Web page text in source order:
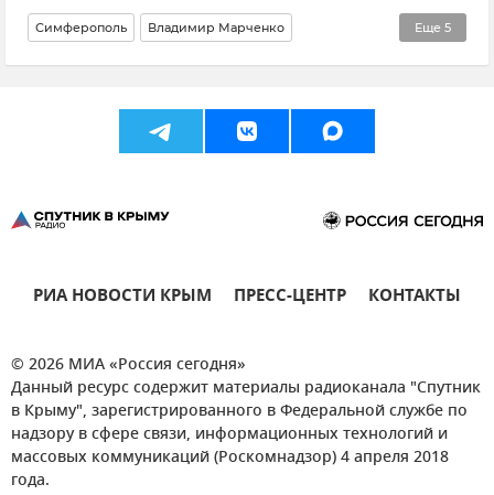
Еще 5
Симферополь Владимир Марченко
Новости Крыма Крым Благоустройство
Городская среда
РИА НОВОСТИ КРЫМ ПРЕСС-ЦЕНТР КОНТАКТЫ
© 2026 МИА «Россия сегодня»
Данный ресурс содержит материалы радиоканала "Спутник
в Крыму", зарегистрированного в Федеральной службе по
надзору в сфере связи, информационных технологий и
массовых коммуникаций (Роскомнадзор) 4 апреля 2018
года.